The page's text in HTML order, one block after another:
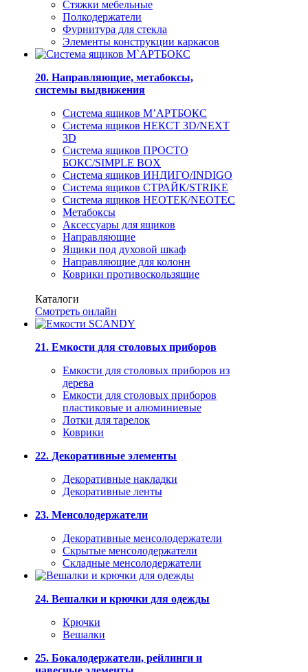
Стяжки мебельные
Полкодержатели
Фурнитура для стекла
Элементы конструкции каркасов
20. Направляющие, метабоксы,
системы выдвижения
Система ящиков М’АРТБОКС
Система ящиков НЕКСТ 3D/NEXT
3D
Система ящиков ПРОСТО
БОКС/SIMPLE BOX
Система ящиков ИНДИГО/INDIGO
Система ящиков СТРАЙК/STRIKE
Система ящиков НЕОТЕК/NEOTEC
Метабоксы
Аксессуары для ящиков
Направляющие
Ящики под духовой шкаф
Направляющие для колонн
Коврики противоскользящие
Каталоги
Смотреть онлайн
21. Емкости для столовых приборов
Емкости для столовых приборов из
дерева
Емкости для столовых приборов
пластиковые и алюминиевые
Лотки для тарелок
Коврики
22. Декоративные элементы
Декоративные накладки
Декоративные ленты
23. Менсолодержатели
Декоративные менсолодержатели
Скрытые менсолодержатели
Складные менсолодержатели
24. Вешалки и крючки для одежды
Крючки
Вешалки
25. Бокалодержатели, рейлинги и